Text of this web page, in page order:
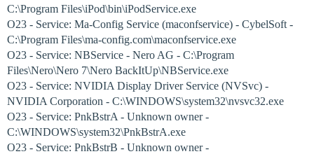
C:\Program Files\iPod\bin\iPodService.exe
O23 - Service: Ma-Config Service (maconfservice) - CybelSoft -
C:\Program Files\ma-config.com\maconfservice.exe
O23 - Service: NBService - Nero AG - C:\Program
Files\Nero\Nero 7\Nero BackItUp\NBService.exe
O23 - Service: NVIDIA Display Driver Service (NVSvc) -
NVIDIA Corporation - C:\WINDOWS\system32\nvsvc32.exe
O23 - Service: PnkBstrA - Unknown owner -
C:\WINDOWS\system32\PnkBstrA.exe
O23 - Service: PnkBstrB - Unknown owner -